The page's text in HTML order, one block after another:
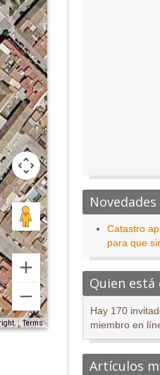
Terms
Novedades
Catastro
para que
Quien está
Hay 170
miembro en
Artículos